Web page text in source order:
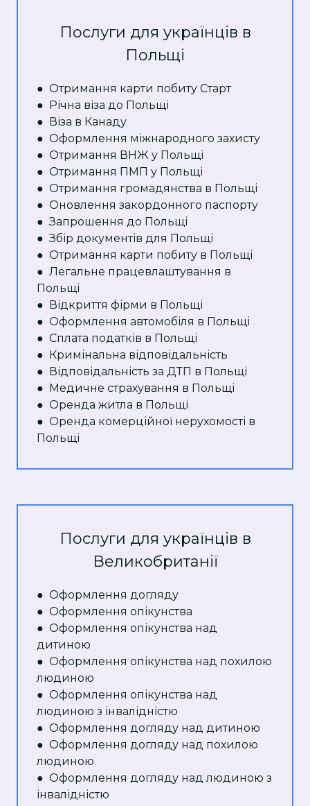
Послуги для українців в
Польщі
● Отримання карти побиту Старт
● Річна віза до Польщі
● Віза в Канаду
● Оформлення міжнародного захисту
● Отримання ВНЖ у Польщі
● Отримання ПМП у Польщі
● Отримання громадянства в Польщі
● Оновлення закордонного паспорту
● Запрошення до Польщі
● Збір документів для Польщі
● Отримання карти побиту в Польщі
● Легальне працевлаштування в
Польщі
● Відкриття фірми в Польщі
● Оформлення автомобіля в Польщі
● Сплата податків в Польщі
● Кримінальна відповідальність
● Відповідальність за ДТП в Польщі
● Медичне страхування в Польщі
● Оренда житла в Польщі
● Оренда комерційної нерухомості в
Польщі
Послуги для українців в
Великобританії
● Оформлення догляду
● Оформлення опікунства
● Оформлення опікунства над
дитиною
● Оформлення опікунства над похилою
людиною
● Оформлення опікунства над
людиною з інвалідністю
● Оформлення догляду над дитиною
● Оформлення догляду над похилою
людиною
● Оформлення догляду над людиною з
інвалідністю